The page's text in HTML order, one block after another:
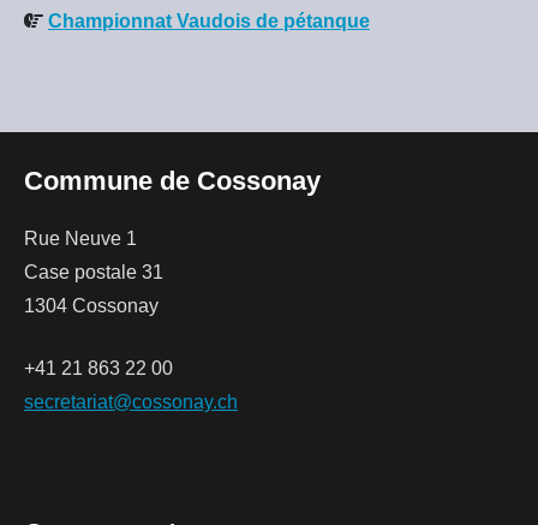
Championnat Vaudois de pétanque
Commune de Cossonay
Rue Neuve 1
Case postale 31
1304 Cossonay
+41 21 863 22 00
secretariat@cossonay.ch